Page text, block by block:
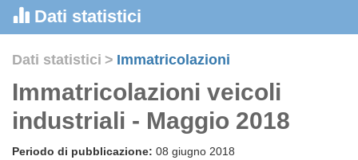
Dati statistici
Dati statistici > Immatricolazioni
Immatricolazioni veicoli
industriali - Maggio 2018
Periodo di pubblicazione: 08 giugno 2018